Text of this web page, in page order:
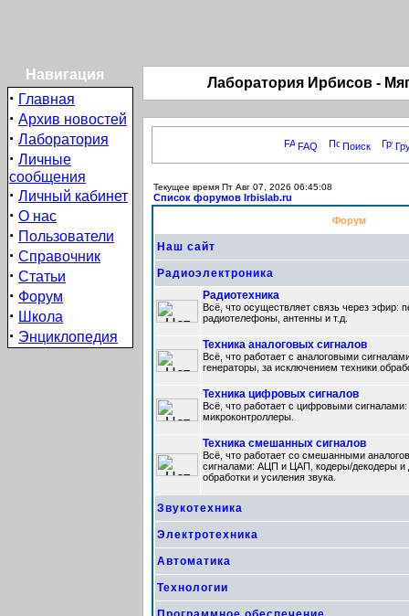
Навигация
· Главная
· Архив новостей
· Лаборатория
· Личные
сообщения
· Личный кабинет
· О нас
· Пользователи
· Справочник
· Статьи
· Форум
· Школа
· Энциклопедия
Лаборатория Ирбиcов -
FAQ Поиск
Текущее время Пт Авг 07, 2026 06:45:08
Список форумов Irbislab.ru
Форум
Наш сайт
Радиоэлектроника
Радиотехника
Всё, что осуществляет связь через эфир:
радиотелефоны, антенны и т.д.
Техника аналоговых сигналов
Всё, что работает с аналоговыми
генераторы, за исключением техники
Техника цифровых сигналов
Всё, что работает с цифровыми
микроконтроллеры.
Техника смешанных сигналов
Всё, что работает со смешанными
сигналами: АЦП и ЦАП, кодеры/декодеры и
обработки и усиления звука.
Звукотехника
Электротехника
Автоматика
Технологии